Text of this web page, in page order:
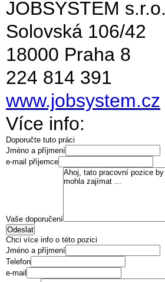
JOBSYSTEM s.r.o.
Solovská 106/42
18000 Praha 8
224 814 391
www.jobsystem.cz
Více info:
Doporučte tuto práci
Jméno a příjmení
e-mail příjemce
Vaše doporučení
Chci více info o této pozici
Jméno a příjmení
Telefon
e-mail